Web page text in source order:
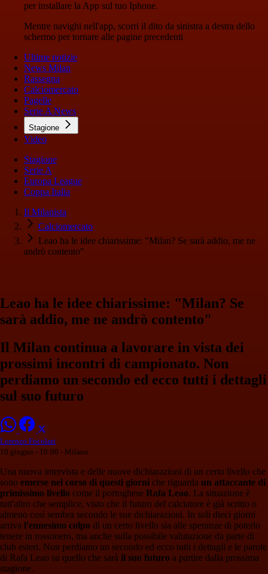
per installare la App sul tuo Iphone.
Mentre navighi nell'app, scorri il dito da sinistra a destra dello
schermo per tornare alle pagine precedenti
Ultime notizie
News Milan
Rassegna
Calciomercato
Pagelle
Serie A News
Stagione
Video
Stagione
Serie A
Europa League
Coppa Italia
Il Milanista
Calciomercato
Leao ha le idee chiarissime: "Milan? Se sarà addio, me ne
andrò contento"
Leao ha le idee chiarissime: "Milan? Se
sarà addio, me ne andrò contento"
Il Milan continua a lavorare in vista dei
prossimi incontri di campionato. Non
perdiamo un secondo ed ecco tutti i dettagli
sul suo futuro
Lorenzo Focolari
10 giugno - 10:00 - Milano
Una nuova intervista e delle nuove dichiarazioni di un certo livello che
sono emerse nel corso di questi giorni che riguarda un attaccante di
primissimo livello come il portoghese Rafa Leao. La situazione è
tutt'altro che semplice, visto che il futuro del calciatore è già scritto o
almeno così sembra secondo le sue dichiarazioni. In soli dieci giorni
arriva l'ennesimo colpo di un certo livello sia alle speranze di poterlo
tenere in rossonero, ma anche sulla possibile valutazione da parte di
club esteri. Non perdiamo un secondo ed ecco tutti i dettagli e le parole
di Rafa Leao su quello che sarà il suo futuro a partire dalla prossima
stagione.